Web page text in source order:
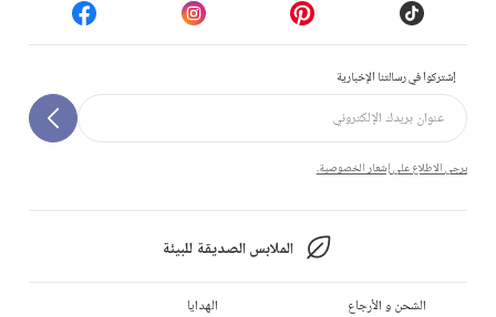
إشتركوا في رسالتنا الإخبارية
يرجى الاطلاع على إشعار الخصوصية.
الملابس الصديقة للبيئة
الشحن و الأرجاع
الهدايا